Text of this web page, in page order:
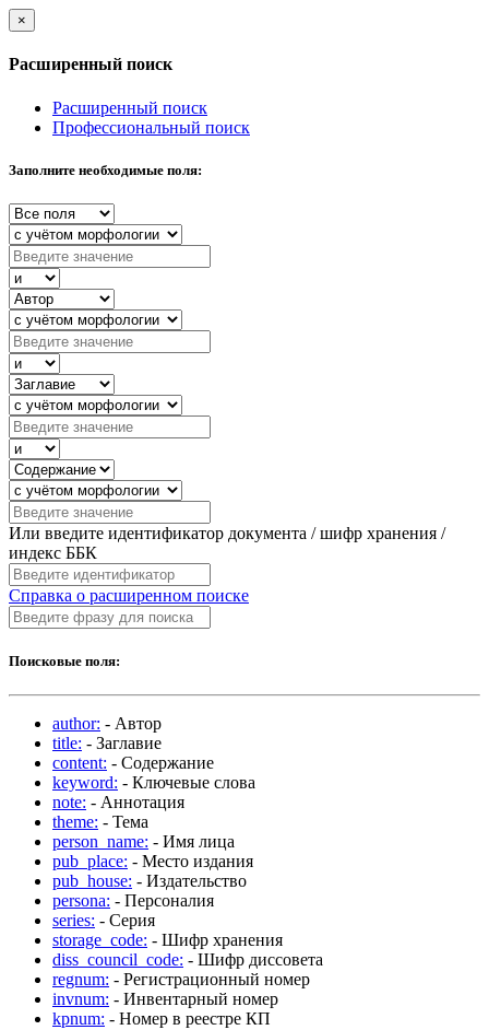
×
Расширенный поиск
Расширенный поиск
Профессиональный поиск
Заполните необходимые поля:
Или введите идентификатор документа / шифр хранения /
индекс ББК
Справка о расширенном поиске
Поисковые поля:
author: - Автор
title: - Заглавие
content: - Содержание
keyword: - Ключевые слова
note: - Аннотация
theme: - Тема
person_name: - Имя лица
pub_place: - Место издания
pub_house: - Издательство
persona: - Персоналия
series: - Серия
storage_code: - Шифр хранения
diss_council_code: - Шифр диссовета
regnum: - Регистрационный номер
invnum: - Инвентарный номер
kpnum: - Номер в реестре КП